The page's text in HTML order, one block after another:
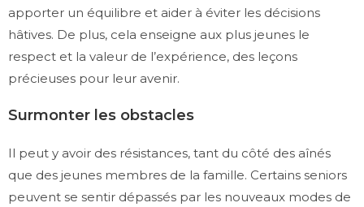
apporter un équilibre et aider à éviter les décisions
hâtives. De plus, cela enseigne aux plus jeunes le
respect et la valeur de l’expérience, des leçons
précieuses pour leur avenir.
Surmonter les obstacles
Il peut y avoir des résistances, tant du côté des aînés
que des jeunes membres de la famille. Certains seniors
peuvent se sentir dépassés par les nouveaux modes de